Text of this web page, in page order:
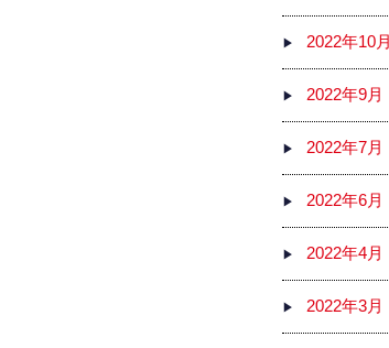
2022年10月
2022年9月
2022年7月
2022年6月
2022年4月
2022年3月